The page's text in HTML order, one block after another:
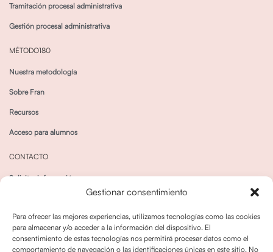
Gestionar consentimiento
Para ofrecer las mejores experiencias, utilizamos tecnologías como las cookies
para almacenar y/o acceder a la información del dispositivo. El
consentimiento de estas tecnologías nos permitirá procesar datos como el
comportamiento de navegación o las identificaciones únicas en este sitio. No
Tramitación procesal administrativa
Gestión procesal administrativa
MÉTODO180
Nuestra metodología
Sobre Fran
Recursos
Acceso para alumnos
CONTACTO
Solicitar información